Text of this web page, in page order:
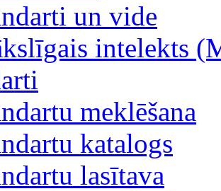
un vide
intelekts
meklēšana
katalogs
lasītava